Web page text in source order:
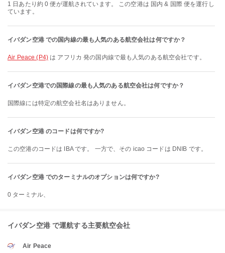
1 日あたり約 0 便が運航されています。 この空港は 国内 & 国際 便を運行し
ています。
イバダン空港 での国内線の最も人気のある航空会社は何ですか？
Air Peace (P4)は アフリカ 発の国内線で最も人気のある航空会社です。
イバダン空港での国際線の最も人気のある航空会社は何ですか？
国際線には特定の航空会社名はありません。
イバダン空港 のコードは何ですか?
この空港のコードは IBA です。 一方で、その icao コードは DNIB です。
イバダン空港 でのターミナルのオプションは何ですか?
0 ターミナル、
イバダン空港 で運航する主要航空会社
Air Peace